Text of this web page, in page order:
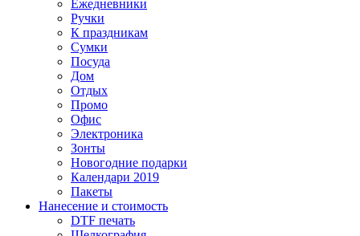
Ежедневники
Ручки
К праздникам
Сумки
Посуда
Дом
Отдых
Промо
Офис
Электроника
Зонты
Новогодние подарки
Календари 2019
Пакеты
Нанесение и стоимость
DTF печать